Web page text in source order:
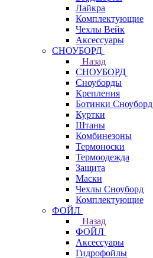
Лайкра
Комплектующие
Чехлы Вейк
Аксессуары
СНОУБОРД
Назад
СНОУБОРД
Сноуборды
Крепления
Ботинки Сноуборд
Куртки
Штаны
Комбинезоны
Термоноски
Термоодежда
Защита
Маски
Чехлы Сноуборд
Комплектующие
ФОЙЛ
Назад
ФОЙЛ
Аксессуары
Гидрофойлы